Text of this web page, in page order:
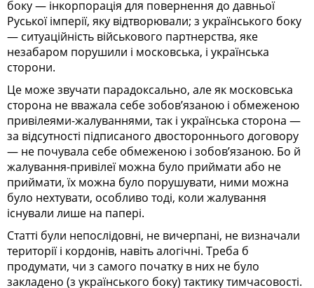
боку — інкорпорація для повернення до давньої
Руської імперії, яку відтворювали; з українського боку
— ситуаційність військового партнерства, яке
незабаром порушили і московська, і українська
сторони.
Це може звучати парадоксально, але як московська
сторона не вважала себе зобов’язаною і обмеженою
привілеями-жалуваннями, так і українська сторона —
за відсутності підписаного двостороннього договору
— не почувала себе обмеженою і зобов’язаною. Бо й
жалування-привілеї можна було приймати або не
приймати, їх можна було порушувати, ними можна
було нехтувати, особливо тоді, коли жалування
існували лише на папері.
Статті були непослідовні, не вичерпані, не визначали
території і кордонів, навіть алогічні. Треба б
продумати, чи з самого початку в них не було
закладено (з українського боку) тактику тимчасовості.